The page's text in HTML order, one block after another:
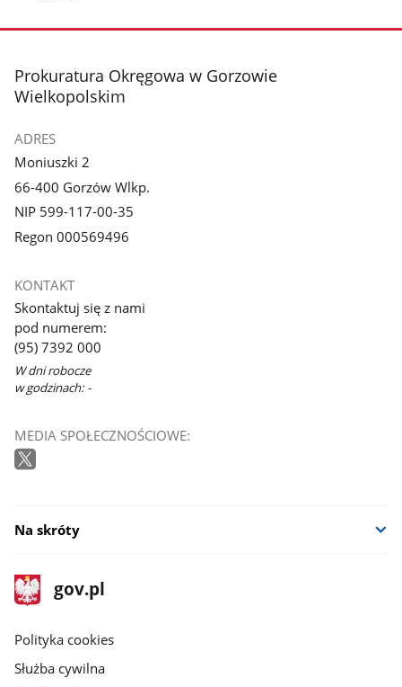
stopka
Prokuratura Okręgowa w Gorzowie
Wielkopolskim
ADRES
Moniuszki 2
66-400 Gorzów Wlkp.
NIP 599-117-00-35
Regon 000569496
KONTAKT
Skontaktuj się z nami
pod numerem:
(95) 7392 000
W dni robocze
w godzinach: -
MEDIA SPOŁECZNOŚCIOWE:
Na skróty
stopka
gov.pl
Strona
gov.pl
gov.pl
Polityka cookies
Służba cywilna